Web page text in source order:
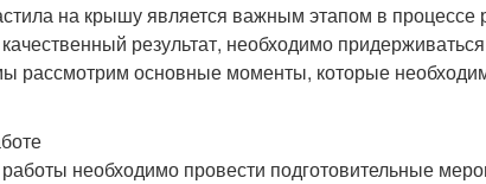
на крышу является важным этапом в процессе
результат, необходимо
рассмотрим основные моменты, которые
необходимо провести подготовительные